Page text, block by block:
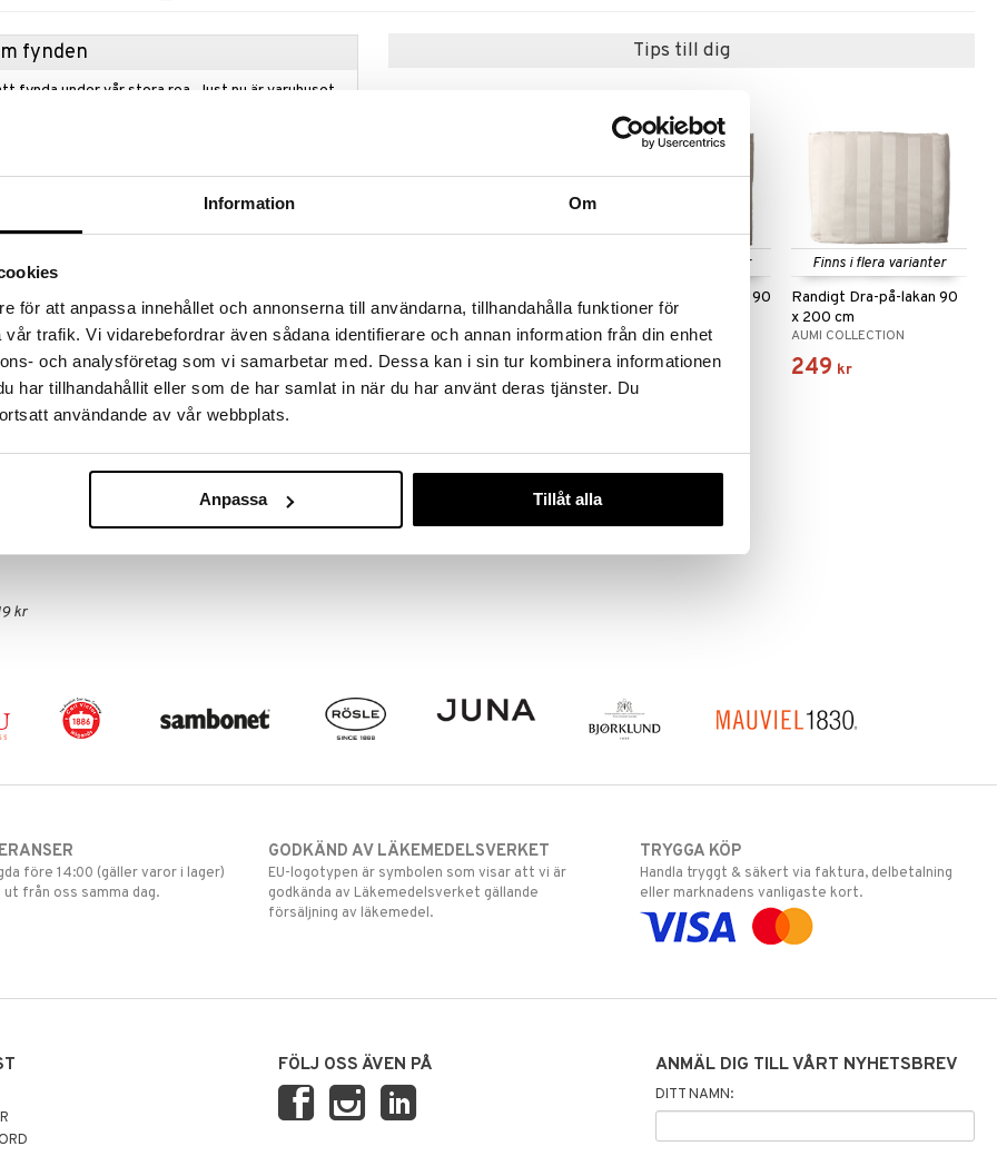
Information Om
för att anpassa innehållet och annonserna till användarna, tillhandahålla funktioner för
trafik. Vi vidarebefordrar även sådana identifierare och annan information från din enhet
och analysföretag som vi samarbetar med. Dessa kan i sin tur kombinera informationen
har tillhandahållit eller som de har samlat in när du har använt deras tjänster. Du
användande av vår webbplats.
Anpassa Tillåt alla
fynden
fynda under vår stora rea. Just nu är varuhuset
kan fort ta slut!
»
Cotton, det erbjuder exceptionell
för optimal temperatur- och fuktreglering.
550 trådar/10 kv.cm.
TempSync-teknologi för
100 (allergenfri).
max 60°C).
kr
Tips till dig
Dra-på-lakan 180 x 200
cm
AUMI COLLECTION
299 kr
Finns i flera varianter
Jacquard Dra-på-lakan 90
x 200 cm
AUMI COLLECTION
249 kr
Finns i flera varianter
Randigt Dra-på-lakan 90
x 200 cm
AUMI COLLECTION
249 kr
före 14:00 (gäller varor i lager)
från oss samma dag.
GODKÄND AV LÄKEMEDELSVERKET
EU-logotypen är symbolen som visar att vi är
godkända av Läkemedelsverket gällande
försäljning av läkemedel.
TRYGGA KÖP
Handla tryggt & säkert via faktura, delbetalning
eller marknadens vanligaste kort.
FÖLJ OSS ÄVEN PÅ ANMÄL DIG TILL VÅRT NYHETSBREV
DITT NAMN: